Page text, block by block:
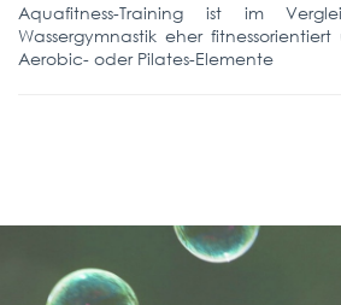
Aquafitness-Training ist im
Wassergymnastik eher
Aerobic- oder Pilates-Elemente